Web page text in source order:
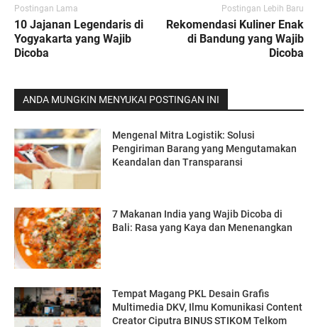
Postingan Lama
10 Jajanan Legendaris di
Yogyakarta yang Wajib
Dicoba
Postingan Lebih Baru
Rekomendasi Kuliner Enak
di Bandung yang Wajib
Dicoba
ANDA MUNGKIN MENYUKAI POSTINGAN INI
Mengenal Mitra Logistik: Solusi
Pengiriman Barang yang Mengutamakan
Keandalan dan Transparansi
7 Makanan India yang Wajib Dicoba di
Bali: Rasa yang Kaya dan Menenangkan
Tempat Magang PKL Desain Grafis
Multimedia DKV, Ilmu Komunikasi Content
Creator Ciputra BINUS STIKOM Telkom